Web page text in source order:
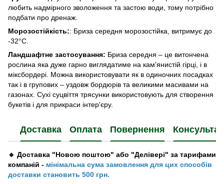
любить надмірного зволоження та застою води, тому потрібно
подбати про дренаж.
Морозостійкість:: Бриза середня морозостійка, витримує до
-32°С.
Ландшафтне застосування: Бриза середня – це витончена
рослина яка дуже гарно виглядатиме на кам'янистій гірці, і в
міксбордері. Можна використовувати як в одиночних посадках
так і в групових – уздовж бордюрів та великими масивами на
газонах. Сухі суцвіття трясунки використовують для створення
букетів і для прикраси інтер'єру.
Доставка Оплата Повернення
🔹 Доставка "Новою поштою" або "Делівері" за тарифами
компаній - мінімальна сума замовлення для цих способів
доставки становить 500 грн.